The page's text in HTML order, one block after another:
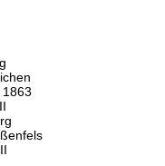
1863